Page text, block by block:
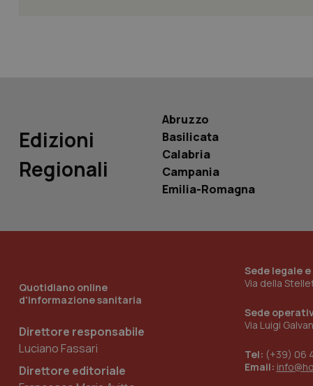
Edizioni
Regionali
Abruzzo
Basilicata
Calabria
Campania
Emilia-Romagna
Quotidiano online
d'informazione sanitaria
Direttore responsabile
Luciano Fassari
Direttore editoriale
Sede legale
Via della
Sede
Via Luigi
Tel: (+39) 06
Email:
Nome
YSC